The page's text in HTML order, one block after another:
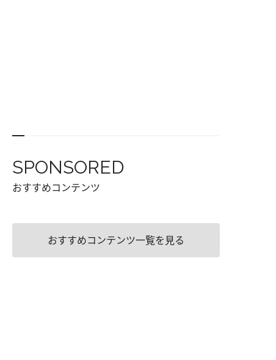
SPONSORED
おすすめコンテンツ
おすすめコンテンツ一覧を見る